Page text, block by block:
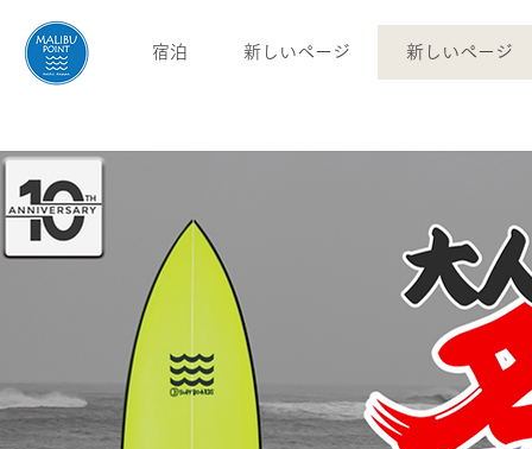
宿泊 新しいページ 新しいページ